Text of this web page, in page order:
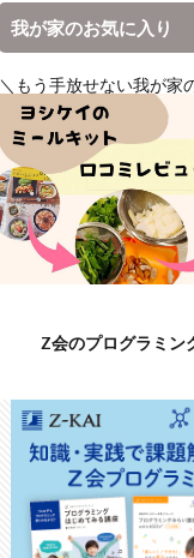
我が家のお気に入り
＼もう手放せない我が家
Z会のプログラミン